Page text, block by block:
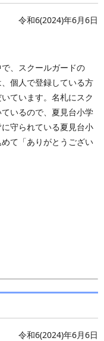
令和6(2024)年6月6日
、スクールガードの
個人で登録している方
ています。名札にスク
いるので、夏見台小学
守られている夏見台小
て「ありがとうござい
令和6(2024)年6月6日